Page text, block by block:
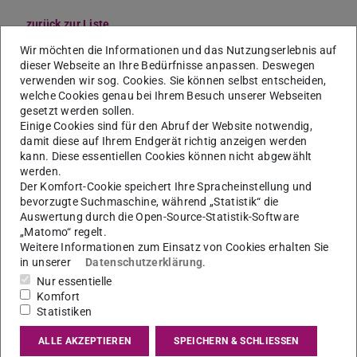
zurück zur Liste
Dipl.-Ing.Michael Herz
Wir möchten die Informationen und das Nutzungserlebnis auf
dieser Webseite an Ihre Bedürfnisse anpassen. Deswegen
verwenden wir sog. Cookies. Sie können selbst entscheiden,
welche Cookies genau bei Ihrem Besuch unserer Webseiten
gesetzt werden sollen.
Einige Cookies sind für den Abruf der Website notwendig,
damit diese auf Ihrem Endgerät richtig anzeigen werden
kann. Diese essentiellen Cookies können nicht abgewählt
werden.
Der Komfort-Cookie speichert Ihre Spracheinstellung und
bevorzugte Suchmaschine, während „Statistik“ die
Auswertung durch die Open-Source-Statistik-Software
„Matomo“ regelt.
Weitere Informationen zum Einsatz von Cookies erhalten Sie
in unserer
Datenschutzerklärung.
Nur essentielle
Komfort
Statistiken
ALLE AKZEPTIEREN SPEICHERN & SCHLIESSEN